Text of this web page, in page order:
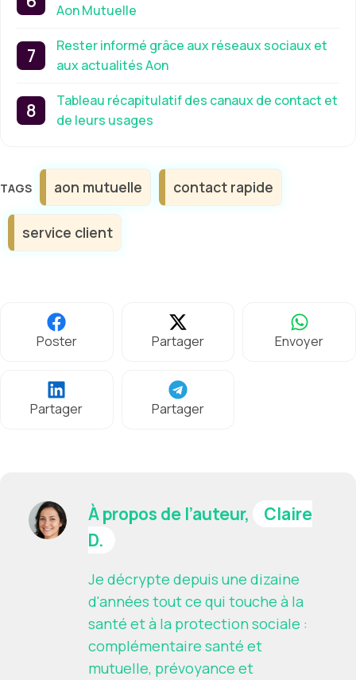
Aon Mutuelle
Rester informé grâce aux réseaux sociaux et
aux actualités Aon
Tableau récapitulatif des canaux de contact et
de leurs usages
Étiquettes
aon mutuelle contact rapide
service client
Poster Partager Envoyer
Partager Partager
À propos de l’auteur,
Claire
D.
Je décrypte depuis une dizaine
d'années tout ce qui touche à la
santé et à la protection sociale :
complémentaire santé et
mutuelle, prévoyance et